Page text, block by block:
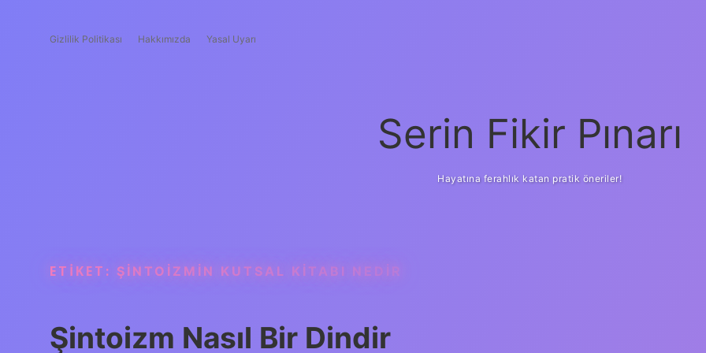
Gizlilik Politikası Hakkımızda Yasal Uyarı
Serin Fikir Pınarı
Hayatına ferahlık katan pratik öneriler!
ETIKET: ŞINTOIZMIN KUTSAL KITABI NEDIR
Şintoizm Nasıl Bir Dindir